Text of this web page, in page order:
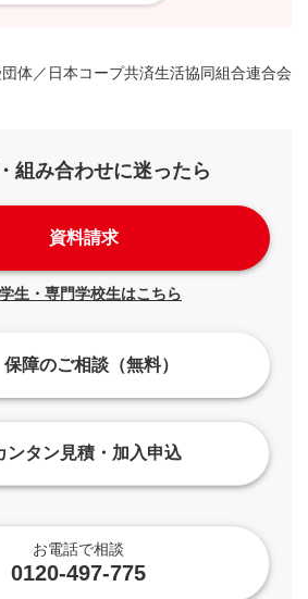
体／日本コープ共済生活協同組合連合会
組み合わせに迷ったら
資料請求
生・専門学校生はこちら
保障のご相談（無料）
ンタン見積・加入申込
お電話で相談
0120-497-775